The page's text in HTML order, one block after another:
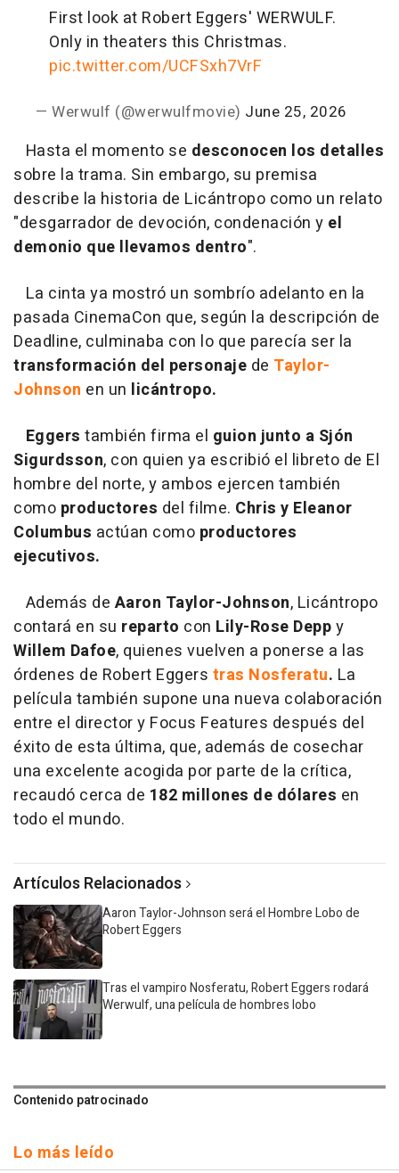
First look at Robert Eggers' WERWULF.
Only in theaters this Christmas.
pic.twitter.com/UCFSxh7VrF
— Werwulf (@werwulfmovie) June 25, 2026
Hasta el momento se desconocen los detalles
sobre la trama. Sin embargo, su premisa
describe la historia de Licántropo como un relato
"desgarrador de devoción, condenación y el
demonio que llevamos dentro".
La cinta ya mostró un sombrío adelanto en la
pasada CinemaCon que, según la descripción de
Deadline, culminaba con lo que parecía ser la
transformación del personaje de Taylor-
Johnson en un licántropo.
Eggers también firma el guion junto a Sjón
Sigurdsson, con quien ya escribió el libreto de El
hombre del norte, y ambos ejercen también
como productores del filme. Chris y Eleanor
Columbus actúan como productores
ejecutivos.
Además de Aaron Taylor-Johnson, Licántropo
contará en su reparto con Lily-Rose Deppy
Willem Dafoe, quienes vuelven a ponerse a las
órdenes de Robert Eggers tras Nosferatu. La
película también supone una nueva colaboración
entre el director y Focus Features después del
éxito de esta última, que, además de cosechar
una excelente acogida por parte de la crítica,
recaudó cerca de 182 millones de dólares en
todo el mundo.
Artículos Relacionados
Aaron Taylor-Johnson será el Hombre Lobo de
Robert Eggers
Tras el vampiro Nosferatu, Robert Eggers rodará
Werwulf, una película de hombres lobo
Contenido patrocinado
Lo más leído